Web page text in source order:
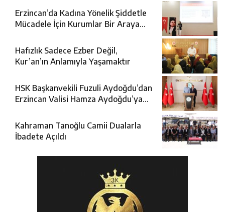
Erzincan’da Kadına Yönelik Şiddetle
Mücadele İçin Kurumlar Bir Araya
Hafızlık Sadece Ezber Değil,
Kur’an’ın Anlamıyla Yaşamaktır
HSK Başkanvekili Fuzuli Aydoğdu’dan
Erzincan Valisi Hamza Aydoğdu’ya
Kahraman Tanoğlu Camii Dualarla
İbadete Açıldı